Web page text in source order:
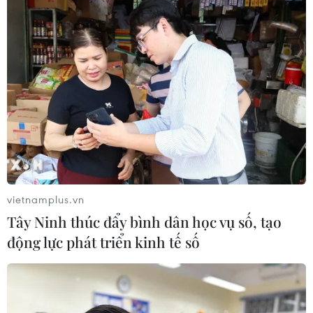
07/08/2026 11:51
Đồng Nai cần chuyển dịch thu hút
đầu tư sang tổ chức chuỗi giá trị
07/08/2026 11:18
Có 50 cơ sở kiểm nghiệm được GACC
chấp nhận phục vụ xuất khẩu mít,
sầu riêng
07/08/2026 10:27
Giá dầu tăng trước những lo ngại về
kế hoạch mở lại Eo biển Hormuz
vietnamplus.vn
Tây Ninh thúc đẩy bình dân học vụ số, tạo
động lực phát triển kinh tế số